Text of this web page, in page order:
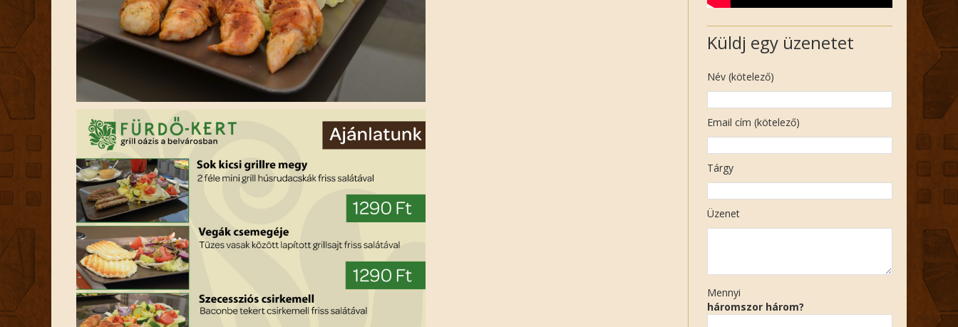
Küldj egy üzenetet
Név (kötelező)
Email cím (kötelező)
Tárgy
Üzenet
Mennyi
háromszor három?